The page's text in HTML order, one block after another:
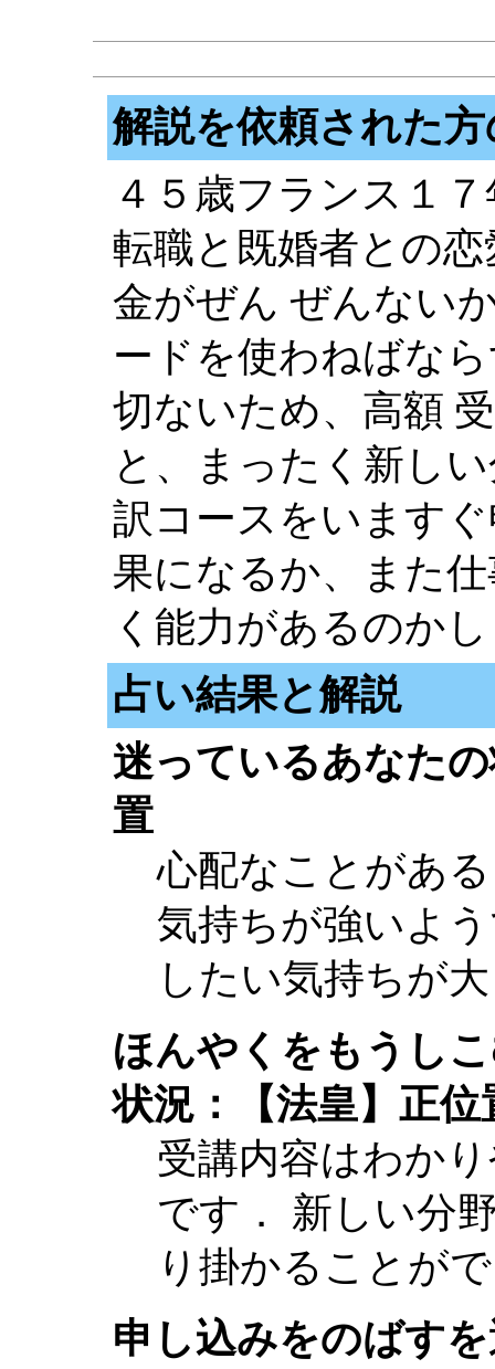
解説を依頼された
４５歳フランス１
転職と既婚者との
金がぜん ぜんない
ードを使わねばな
切ないため、高額
と、まったく新し
訳コースをいます
果になるか、また
く能力があるのか
占い結果と解説
迷っているあなた
置
心配なことがあ
気持ちが強いよ
したい気持ちが
ほんやくをもうし
状況：【法皇】正位
受講内容はわか
です． 新しい分
り掛かることが
申し込みをのばす